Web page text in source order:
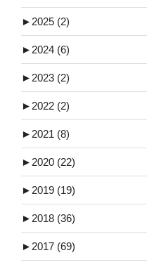
► 2025 (2)
► 2024 (6)
► 2023 (2)
► 2022 (2)
► 2021 (8)
► 2020 (22)
► 2019 (19)
► 2018 (36)
► 2017 (69)